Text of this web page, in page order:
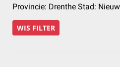
Provincie: Drenthe Stad:
WIS FILTER